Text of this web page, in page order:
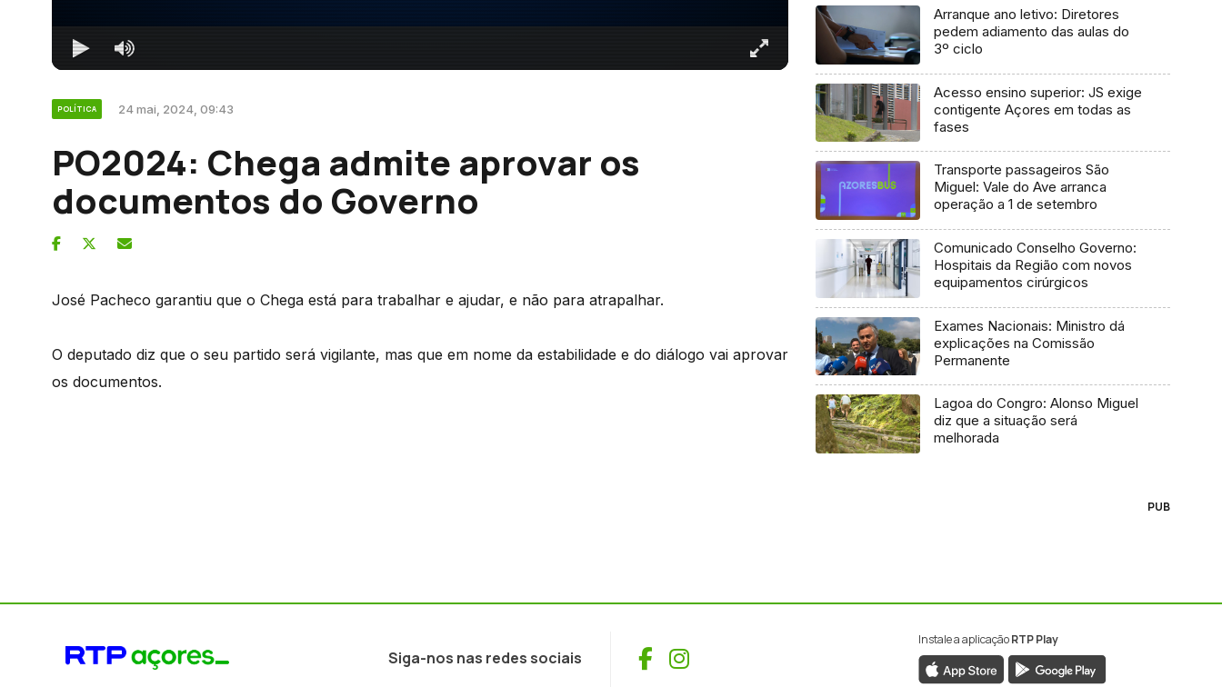
POLÍTICA 24 mai, 2024, 09:43
PO2024: Chega admite aprovar os
documentos do Governo
José Pacheco garantiu que o Chega está para trabalhar e ajudar, e não para atrapalhar.
O deputado diz que o seu partido será vigilante, mas que em nome da estabilidade e do diálogo vai aprovar
os documentos.
Arranque ano letivo: Diretores
pedem adiamento das aulas do
3º ciclo
Acesso ensino superior: JS exige
contigente Açores em todas as
fases
Transporte passageiros São
Miguel: Vale do Ave arranca
operação a 1 de setembro
Comunicado Conselho Governo:
Hospitais da Região com novos
equipamentos cirúrgicos
Exames Nacionais: Ministro dá
explicações na Comissão
Permanente
Lagoa do Congro: Alonso Miguel
diz que a situação será
melhorada
PUB
Siga-nos nas redes sociais Facebook
Instagram
Instale a aplicaçãoRTP Play